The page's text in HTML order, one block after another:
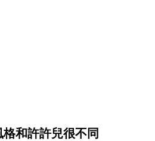
和許許兒很不同